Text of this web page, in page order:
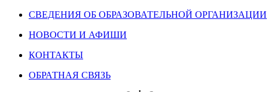
СВЕДЕНИЯ ОБ ОБРАЗОВАТЕЛЬНОЙ ОРГАНИЗАЦИИ
НОВОСТИ И АФИШИ
КОНТАКТЫ
ОБРАТНАЯ СВЯЗЬ